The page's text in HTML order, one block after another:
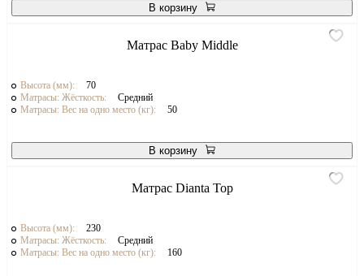
В корзину
Матрас Baby Middle
Высота (мм):
70
Матрасы: Жёсткость:
Средний
Матрасы: Вес на одно место (кг):
50
В корзину
Матрас Dianta Top
Высота (мм):
230
Матрасы: Жёсткость:
Средний
Матрасы: Вес на одно место (кг):
160